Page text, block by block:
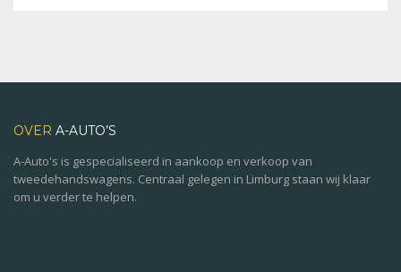
OVER A-AUTO’S
A-Auto's is gespecialiseerd in aankoop en verkoop van
tweedehandswagens. Centraal gelegen in Limburg staan wij klaar
om u verder te helpen.